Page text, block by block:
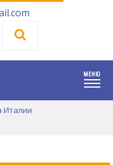
Италии